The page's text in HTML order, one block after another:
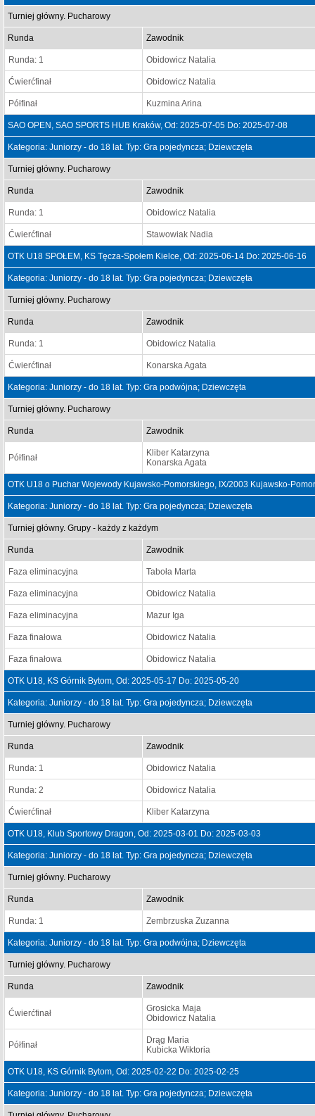
Turniej główny. Pucharowy
Runda Zawodnik
Runda: 1 Obidowicz Natalia
Ćwierćfinał Obidowicz Natalia
Półfinał Kuzmina Arina
SAO OPEN, SAO SPORTS HUB Kraków, Od: 2025-07-05 Do: 2025-07-08
Kategoria: Juniorzy - do 18 lat. Typ: Gra pojedyncza; Dziewczęta
Turniej główny. Pucharowy
Runda Zawodnik
Runda: 1 Obidowicz Natalia
Ćwierćfinał Stawowiak Nadia
OTK U18 SPOŁEM, KS Tęcza-Społem Kielce, Od: 2025-06-14 Do: 2025-06-16
Kategoria: Juniorzy - do 18 lat. Typ: Gra pojedyncza; Dziewczęta
Turniej główny. Pucharowy
Runda Zawodnik
Runda: 1 Obidowicz Natalia
Ćwierćfinał Konarska Agata
Kategoria: Juniorzy - do 18 lat. Typ: Gra podwójna; Dziewczęta
Turniej główny. Pucharowy
Runda Zawodnik
Półfinał
Kliber Katarzyna
Konarska Agata
OTK U18 o Puchar Wojewody Kujawsko-Pomorskiego, IX/2003 Kujawsko-
Kategoria: Juniorzy - do 18 lat. Typ: Gra pojedyncza; Dziewczęta
Turniej główny. Grupy - każdy z każdym
Runda Zawodnik
Faza eliminacyjna Taboła Marta
Faza eliminacyjna Obidowicz Natalia
Faza eliminacyjna Mazur Iga
Faza finałowa Obidowicz Natalia
Faza finałowa Obidowicz Natalia
OTK U18, KS Górnik Bytom, Od: 2025-05-17 Do: 2025-05-20
Kategoria: Juniorzy - do 18 lat. Typ: Gra pojedyncza; Dziewczęta
Turniej główny. Pucharowy
Runda Zawodnik
Runda: 1 Obidowicz Natalia
Runda: 2 Obidowicz Natalia
Ćwierćfinał Kliber Katarzyna
OTK U18, Klub Sportowy Dragon, Od: 2025-03-01 Do: 2025-03-03
Kategoria: Juniorzy - do 18 lat. Typ: Gra pojedyncza; Dziewczęta
Turniej główny. Pucharowy
Runda Zawodnik
Runda: 1 Zembrzuska Zuzanna
Kategoria: Juniorzy - do 18 lat. Typ: Gra podwójna; Dziewczęta
Turniej główny. Pucharowy
Runda Zawodnik
Ćwierćfinał
Grosicka Maja
Obidowicz Natalia
Półfinał
Drąg Maria
Kubicka Wiktoria
OTK U18, KS Górnik Bytom, Od: 2025-02-22 Do: 2025-02-25
Kategoria: Juniorzy - do 18 lat. Typ: Gra pojedyncza; Dziewczęta